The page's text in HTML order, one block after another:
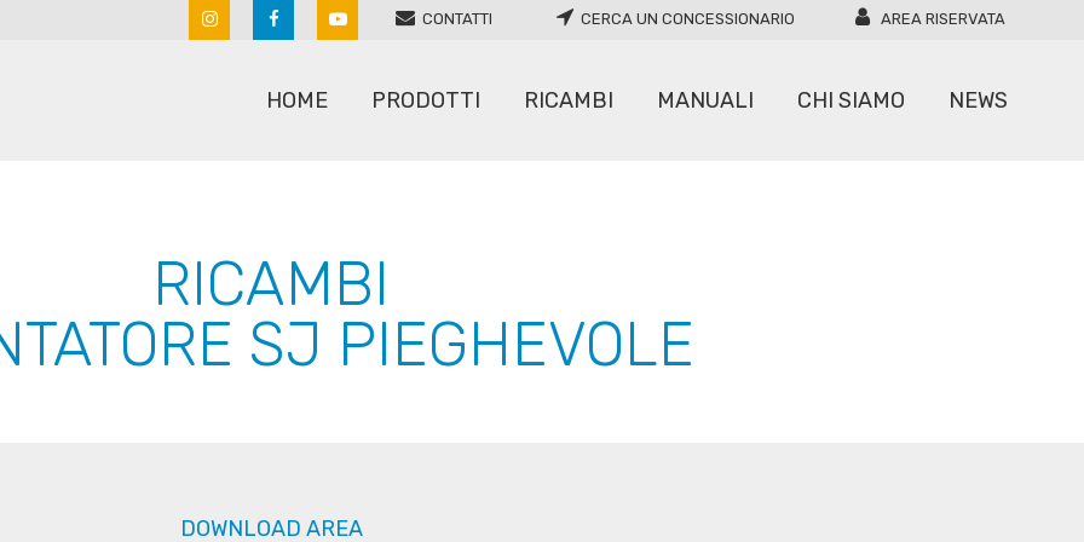
CONTATTI CERCA UN CONCESSIONARIO AREA RISERVATA
HOME PRODOTTI
ERPICI ROTANTI
MACCHINE PER SASSI
SARCHIATRICI
SEMINATRICI
SPANDICONCIME
RICAMBI MANUALI CHI SIAMO NEWS
RICAMBI
SJ PIEGHEVOLE
DOWNLOAD AREA